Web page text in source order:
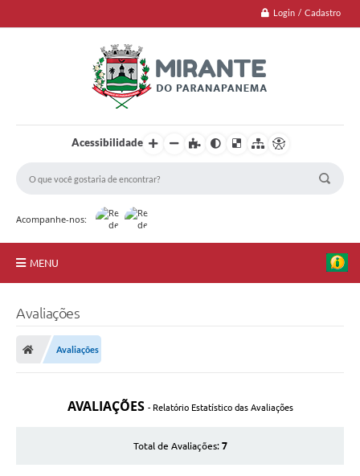
Login / Cadastro
Acessibilidade
Acompanhe-nos:
MENU
A Nossa Cidade
Avaliações
Avaliações
AVALIAÇÕES - Relatório Estatístico das Avaliações
Total de Avaliações: 7